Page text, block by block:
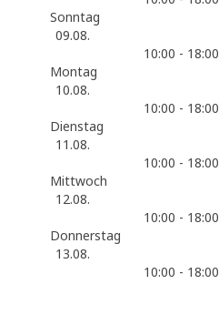
Sonntag
09.08.
10:00 - 18:00
Montag
10.08.
10:00 - 18:00
Dienstag
11.08.
10:00 - 18:00
Mittwoch
12.08.
10:00 - 18:00
Donnerstag
13.08.
10:00 - 18:00